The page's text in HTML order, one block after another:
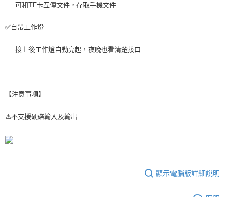
可和TF卡互傳文件，存取手機文件
✅自帶工作燈
接上後工作燈自動亮起，夜晚也看清楚接口
【注意事項】
⚠️不支援硬碟輸入及輸出
顯示電腦版詳細說明